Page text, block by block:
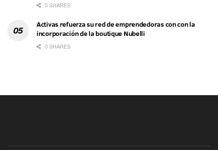
0 SHARES
Activas refuerza su red de emprendedoras con con la
incorporación de la boutique Nubelli
0 SHARES